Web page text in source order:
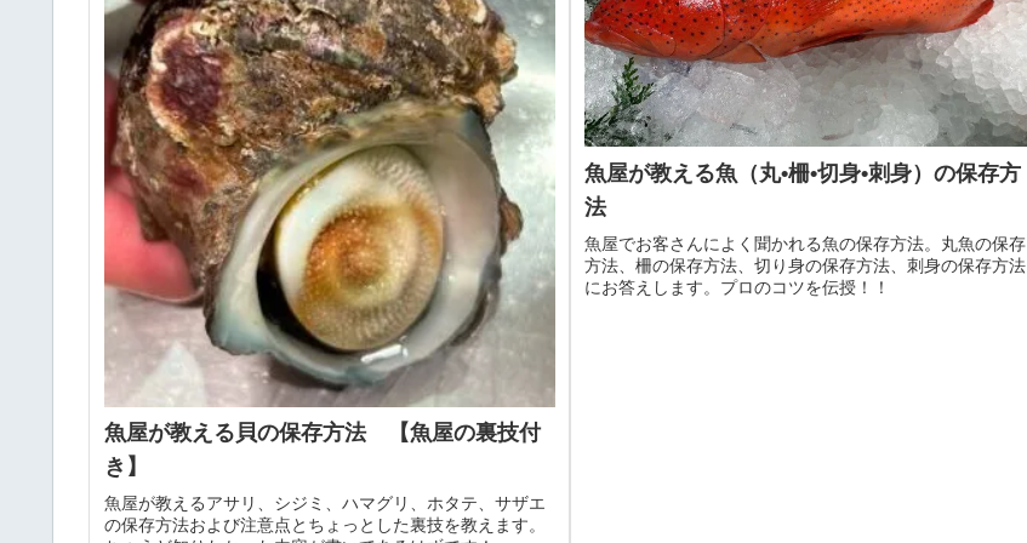
魚屋が教える貝の保存方法 【魚屋の裏技付
き】
魚屋が教えるアサリ、シジミ、ハマグリ、ホタテ、サザエ
の保存方法および注意点とちょっとした裏技を教えます。
魚屋が教える魚（丸•柵•切身•刺身）の保存方
法
魚屋でお客さんによく聞かれる魚の保存方法。丸魚の保存
方法、柵の保存方法、切り身の保存方法、刺身の保存方法
にお答えします。プロのコツを伝授！！